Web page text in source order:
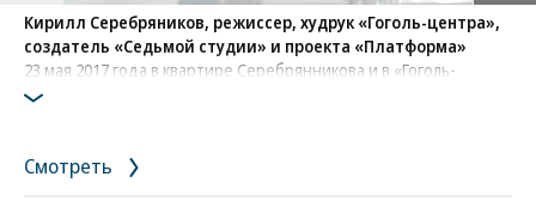
Кирилл Серебряников, режиссер, худрук «Гоголь-центра»,
создатель «Седьмой студии» и проекта «Платформа»
23 мая 2017 года в квартире Серебрянникова и в «Гоголь-
центре» прошли обыски. 22 июня 2017 года он был арестован
партнерами для хищения госсредств, выделенных на проект
Смотреть